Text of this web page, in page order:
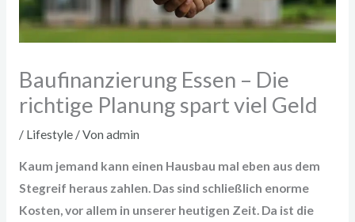
Baufinanzierung Essen – Die
richtige Planung spart viel Geld
/ Lifestyle/ Von admin
Kaum jemand kann einen Hausbau mal eben aus dem
Stegreif heraus zahlen. Das sind schließlich enorme
Kosten, vor allem in unserer heutigen Zeit. Da ist die